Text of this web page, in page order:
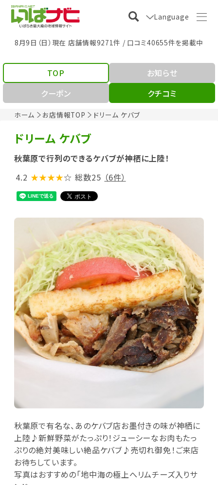
Language
8月9日（日）現在 店舗情報9271件 / 口コミ40655件を掲載中
ホーム お店情報TOP ドリーム ケバブ
TOP
お知らせ
クーポン
クチコミ
ドリーム ケバブ
秋葉原で行列のできるケバブが神栖に上陸！
4.2 ★★★★☆ 総数25 （6件）
秋葉原で有名な、あのケバブ店お墨付きの味が神栖に
上陸♪新鮮野菜がたっぷり！ジューシーなお肉もたっ
ぷりの絶対美味しい絶品ケバブ♪売切れ御免！ご来店
お待ちしています。
写真はおすすめの「地中海の極上へリムチーズ入りサ